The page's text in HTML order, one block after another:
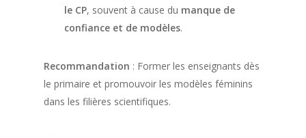
le CP, souvent à cause du manque de
confiance et de modèles.
Recommandation : Former les enseignants dès
le primaire et promouvoir les modèles féminins
dans les filières scientifiques.